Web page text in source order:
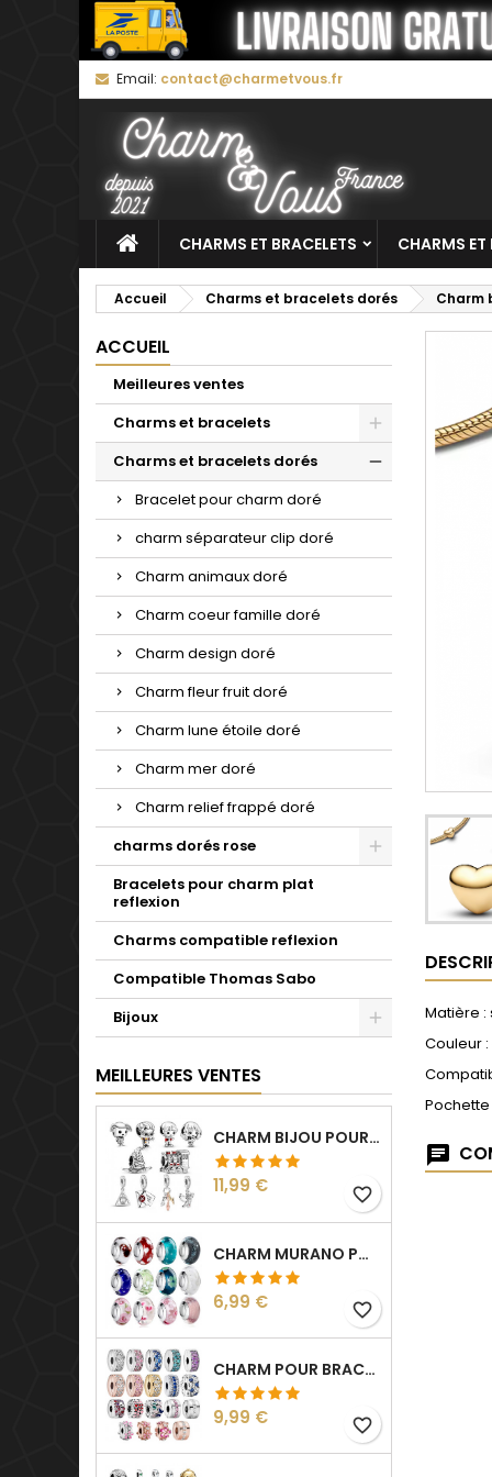
Email: contact@charmetvous.fr
CHARMS ET BRACELETS CHARMS ET
Accueil Charms et bracelets dorés Charm
ACCUEIL
Meilleures ventes
Charms et bracelets
Charms et bracelets dorés
Bracelet pour charm doré
charm séparateur clip doré
Charm animaux doré
Charm coeur famille doré
Charm design doré
Charm fleur fruit doré
Charm lune étoile doré
Charm mer doré
Charm relief frappé doré
charms dorés rose
Bracelets pour charm plat
reflexion
Charms compatible reflexion
Compatible Thomas Sabo
Bijoux
MEILLEURES VENTES
CHARM BIJOU POUR BRACELET COLLECTION HARRY
Prix
11,99 € favorite_border
CHARM MURANO POUR BRACELET SÉPARATEUR FLEUR COEUR TRANSPARENT
Prix
6,99 € favorite_border
CHARM POUR BRACELET COLLECTION CLIP STRASS SÉPARATEUR ESPACEUR
Prix
9,99 € favorite_border
Matière :
Couleur